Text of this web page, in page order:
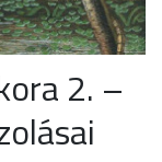
2. –